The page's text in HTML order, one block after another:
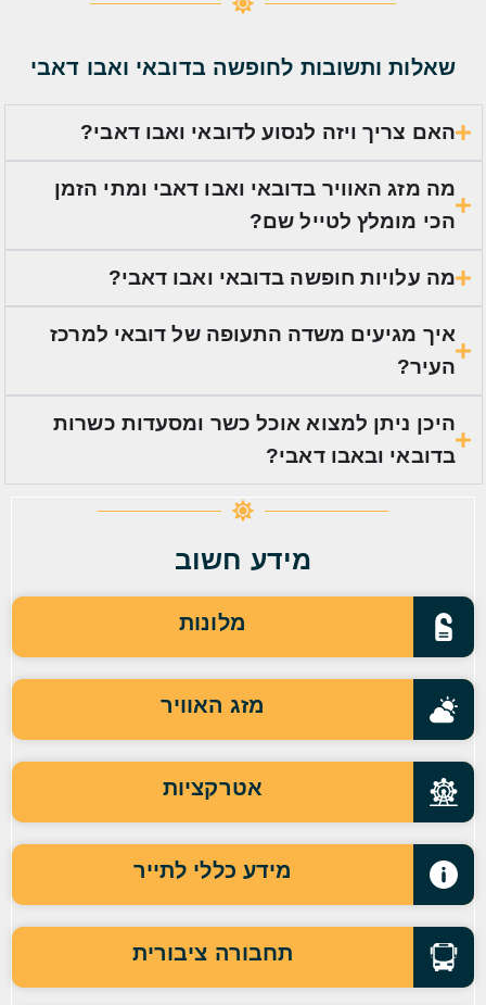
שאלות ותשובות לחופשה בדובאי ואבו דאבי
האם צריך ויזה לנסוע לדובאי ואבו דאבי?
מה מזג האוויר בדובאי ואבו דאבי ומתי הזמן
הכי מומלץ לטייל שם?
מה עלויות חופשה בדובאי ואבו דאבי?
איך מגיעים משדה התעופה של דובאי למרכז
העיר?
היכן ניתן למצוא אוכל כשר ומסעדות כשרות
בדובאי ובאבו דאבי?
מידע חשוב
מלונות
מזג האוויר
אטרקציות
מידע כללי לתייר
תחבורה ציבורית